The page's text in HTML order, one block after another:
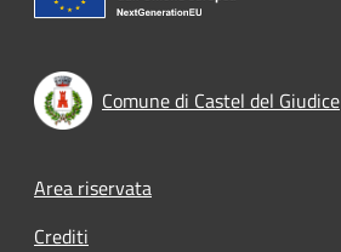
Comune di Castel del Giudice
Footer menu
Area riservata
Crediti